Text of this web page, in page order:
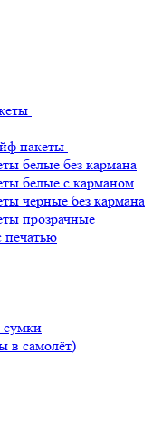
пакеты
белые без кармана
белые с карманом
черные без кармана
прозрачные
печатью
сумки
в самолёт)